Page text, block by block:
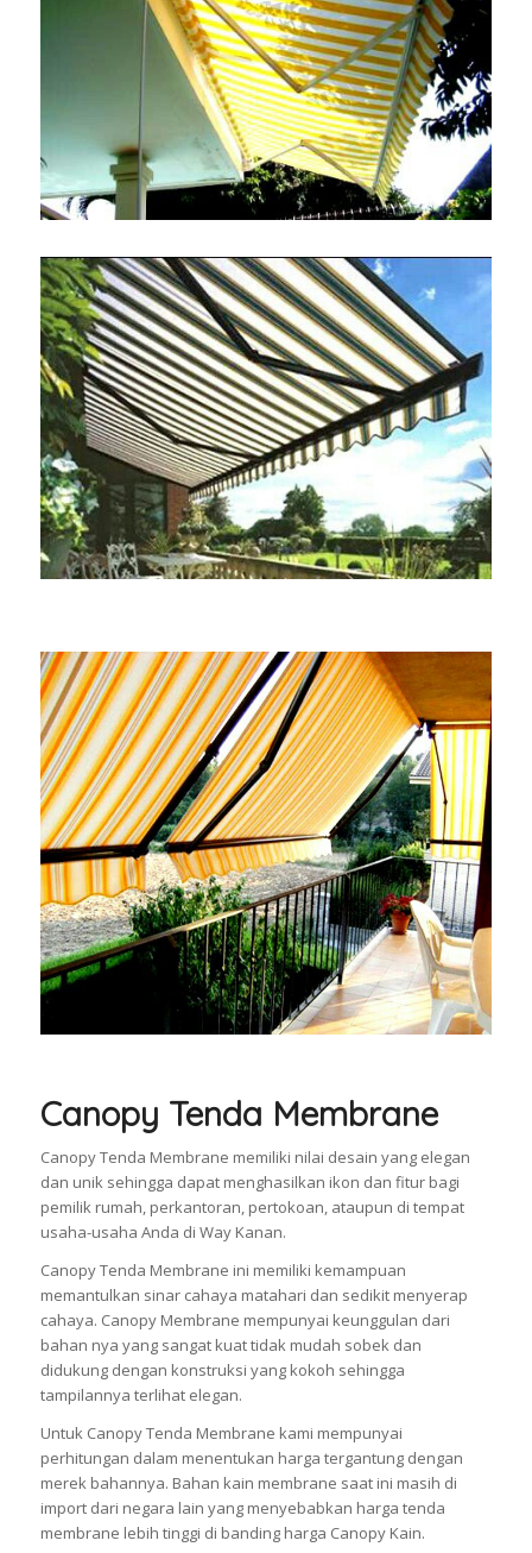
Canopy Tenda Membrane
Canopy Tenda Membrane memiliki nilai desain yang elegan
dan unik sehingga dapat menghasilkan ikon dan fitur bagi
pemilik rumah, perkantoran, pertokoan, ataupun di tempat
usaha-usaha Anda di Way Kanan.
Canopy Tenda Membrane ini memiliki kemampuan
memantulkan sinar cahaya matahari dan sedikit menyerap
cahaya. Canopy Membrane mempunyai keunggulan dari
bahan nya yang sangat kuat tidak mudah sobek dan
didukung dengan konstruksi yang kokoh sehingga
tampilannya terlihat elegan.
Untuk Canopy Tenda Membrane kami mempunyai
perhitungan dalam menentukan harga tergantung dengan
merek bahannya. Bahan kain membrane saat ini masih di
import dari negara lain yang menyebabkan harga tenda
membrane lebih tinggi di banding harga Canopy Kain.